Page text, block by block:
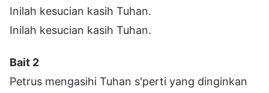
Inilah kesucian kasih Tuhan.
Inilah kesucian kasih Tuhan.
Bait 2
Petrus mengasihi Tuhan s'perti yang dinginkan